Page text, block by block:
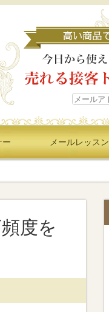
ー メールレッスン
度を